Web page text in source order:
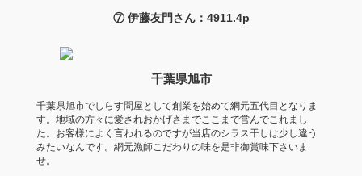
⑦ 伊藤友門さん：4911.4p
千葉県旭市
千葉県旭市でしらす問屋として創業を始めて網元五代目となりま
す。地域の方々に愛されおかげさまでここまで営んでこれまし
た。お客様によく言われるのですが当店のシラス干しは少し違う
みたいなんです。網元漁師こだわりの味を是非御賞味下さいま
せ。